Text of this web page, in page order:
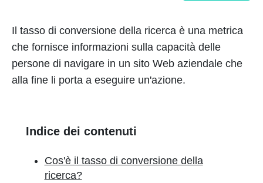
Il tasso di conversione della ricerca è una metrica
che fornisce informazioni sulla capacità delle
persone di navigare in un sito Web aziendale che
alla fine li porta a eseguire un'azione.
Indice dei contenuti
Cos'è il tasso di conversione della
ricerca?